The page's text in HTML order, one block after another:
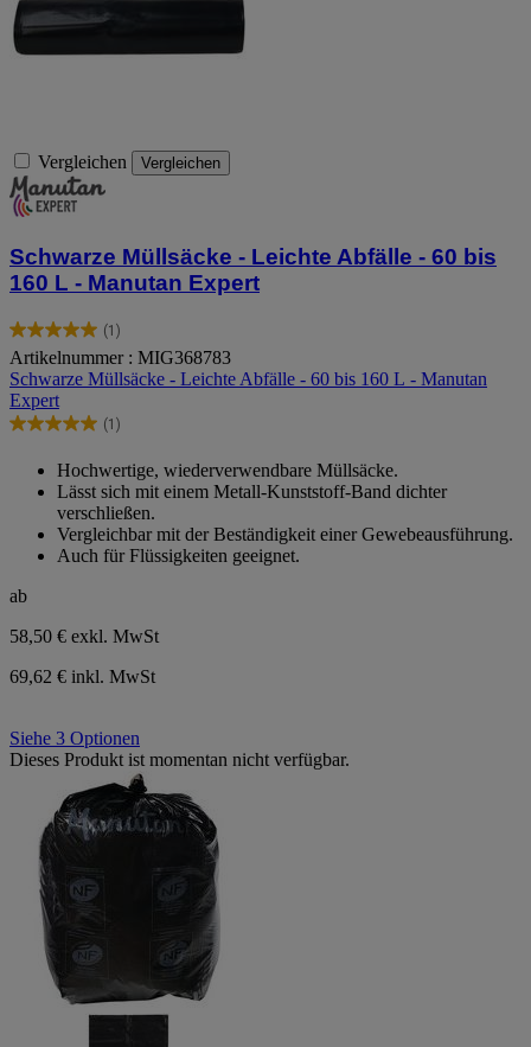
Vergleichen Vergleichen
Schwarze Müllsäcke - Leichte Abfälle - 60 bis
160 L - Manutan Expert
(1)
5.0
von
5
Sternen.
1
Artikelnummer : MIG368783
Schwarze Müllsäcke - Leichte Abfälle - 60 bis 160 L - Manutan
Expert
(1)
5.0
Sternen.
Bewertung
Hochwertige, wiederverwendbare Müllsäcke.
Lässt sich mit einem Metall-Kunststoff-Band dichter
verschließen.
Vergleichbar mit der Beständigkeit einer Gewebeausführung.
Auch für Flüssigkeiten geeignet.
ab
58,50 € exkl. MwSt
69,62 € inkl. MwSt
Siehe 3 Optionen
Dieses Produkt ist momentan nicht verfügbar.